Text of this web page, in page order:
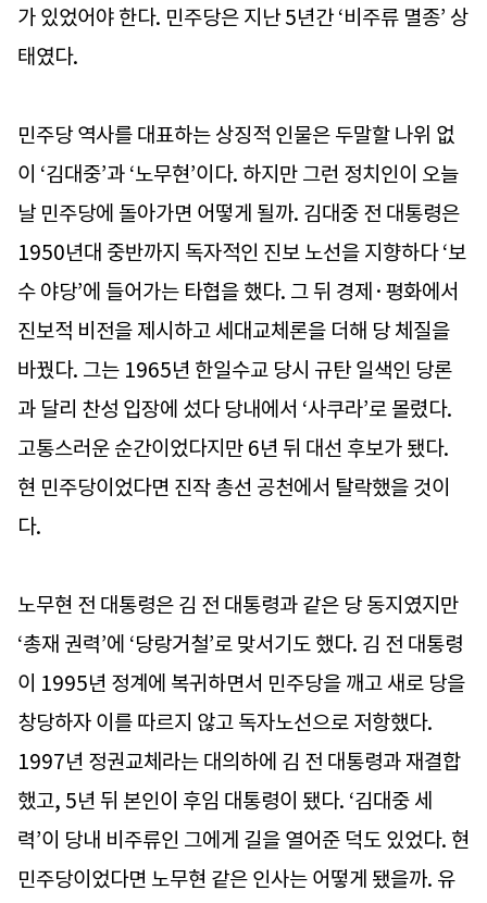
가 있었어야 한다. 민주당은 지난 5년간 ‘비주류 멸종’ 상
태였다.
민주당 역사를 대표하는 상징적 인물은 두말할 나위 없
이 ‘김대중’과 ‘노무현’이다. 하지만 그런 정치인이 오늘
날 민주당에 돌아가면 어떻게 될까. 김대중 전 대통령은
1950년대 중반까지 독자적인 진보 노선을 지향하다 ‘보
수 야당’에 들어가는 타협을 했다. 그 뒤 경제·평화에서
진보적 비전을 제시하고 세대교체론을 더해 당 체질을
바꿨다. 그는 1965년 한일수교 당시 규탄 일색인 당론
과 달리 찬성 입장에 섰다 당내에서 ‘사쿠라’로 몰렸다.
고통스러운 순간이었다지만 6년 뒤 대선 후보가 됐다.
현 민주당이었다면 진작 총선 공천에서 탈락했을 것이
다.
노무현 전 대통령은 김 전 대통령과 같은 당 동지였지만
‘총재 권력’에 ‘당랑거철’로 맞서기도 했다. 김 전 대통령
이 1995년 정계에 복귀하면서 민주당을 깨고 새로 당을
창당하자 이를 따르지 않고 독자노선으로 저항했다.
1997년 정권교체라는 대의하에 김 전 대통령과 재결합
했고, 5년 뒤 본인이 후임 대통령이 됐다. ‘김대중 세
력’이 당내 비주류인 그에게 길을 열어준 덕도 있었다. 현
민주당이었다면 노무현 같은 인사는 어떻게 됐을까. 유